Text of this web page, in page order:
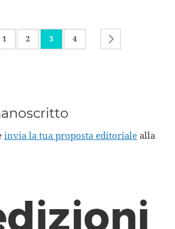
Pagina
1 Pagina
2 Attualmente stai leggendo la
3 Pagina
4
invia la tua proposta editoriale alla